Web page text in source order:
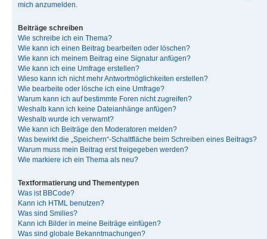
mich anzumelden.
Beiträge schreiben
Wie schreibe ich ein Thema?
Wie kann ich einen Beitrag bearbeiten oder löschen?
Wie kann ich meinem Beitrag eine Signatur anfügen?
Wie kann ich eine Umfrage erstellen?
Wieso kann ich nicht mehr Antwortmöglichkeiten erstellen?
Wie bearbeite oder lösche ich eine Umfrage?
Warum kann ich auf bestimmte Foren nicht zugreifen?
Weshalb kann ich keine Dateianhänge anfügen?
Weshalb wurde ich verwarnt?
Wie kann ich Beiträge den Moderatoren melden?
Was bewirkt die „Speichern“-Schaltfläche beim Schreiben eines Beitrags?
Warum muss mein Beitrag erst freigegeben werden?
Wie markiere ich ein Thema als neu?
Textformatierung und Thementypen
Was ist BBCode?
Kann ich HTML benutzen?
Was sind Smilies?
Kann ich Bilder in meine Beiträge einfügen?
Was sind globale Bekanntmachungen?